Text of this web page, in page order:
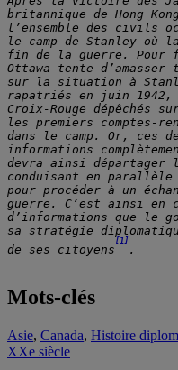
britannique de Hong
l’ensemble des civils
le camp de Stanley où
fin de la guerre. Pour
Ottawa tente
sur la situation à
rapatriés en juin
Croix-Rouge
les premiers comptes-
dans le camp. Or, ces
informations
devra ainsi
conduisant en parallèle
pour procéder à un
guerre. C’est ainsi
d’informations que le
sa stratégie
de ses citoyens
[1]
.
Mots-clés
Asie, Canada, Histoire
XXe siècle